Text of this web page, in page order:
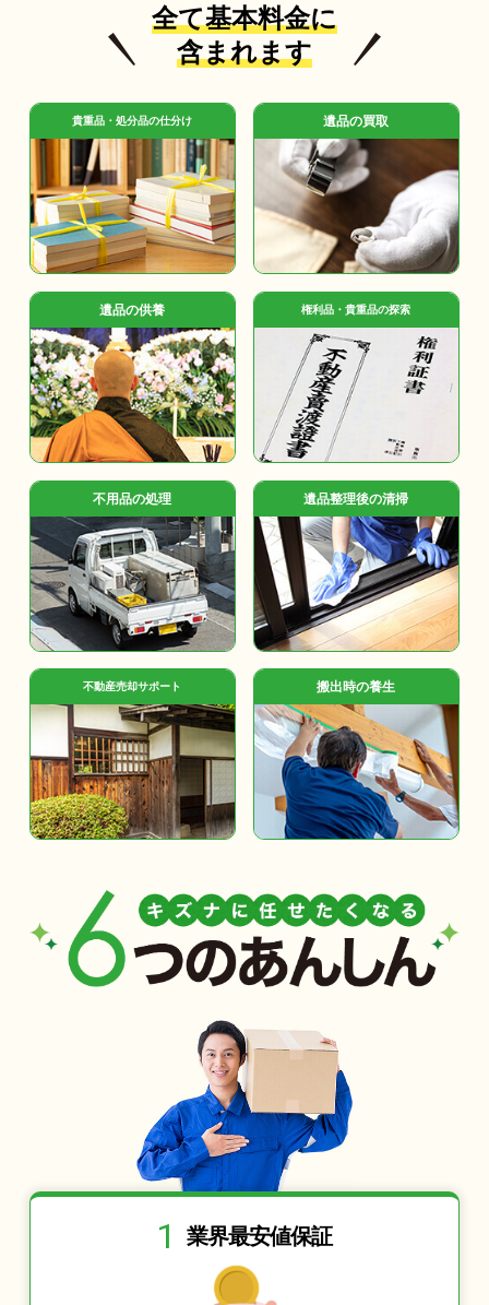
全て基本料金に
含まれます
貴重品・処分品の仕分け 遺品の買取
遺品の供養 権利品・貴重品の探索
不用品の処理 遺品整理後の清掃
不動産売却サポート 搬出時の養生
1 業界最安値保証